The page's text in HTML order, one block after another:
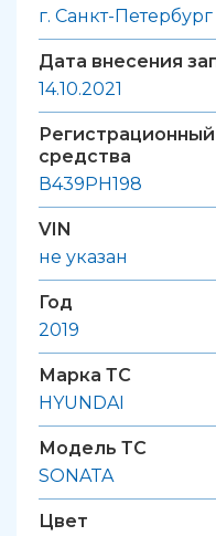
г. Санкт-Петербург
Дата внесения
14.10.2021
средства
В439РН198
VIN
не указан
Год
2019
Марка ТС
HYUNDAI
Модель ТС
SONATA
Цвет